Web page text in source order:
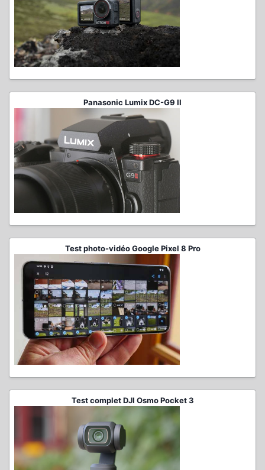
Panasonic Lumix DC-G9 II
Test photo-vidéo Google Pixel 8 Pro
Test complet DJI Osmo Pocket 3